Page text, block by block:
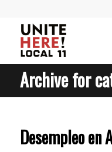
Archive for
Desempleo en